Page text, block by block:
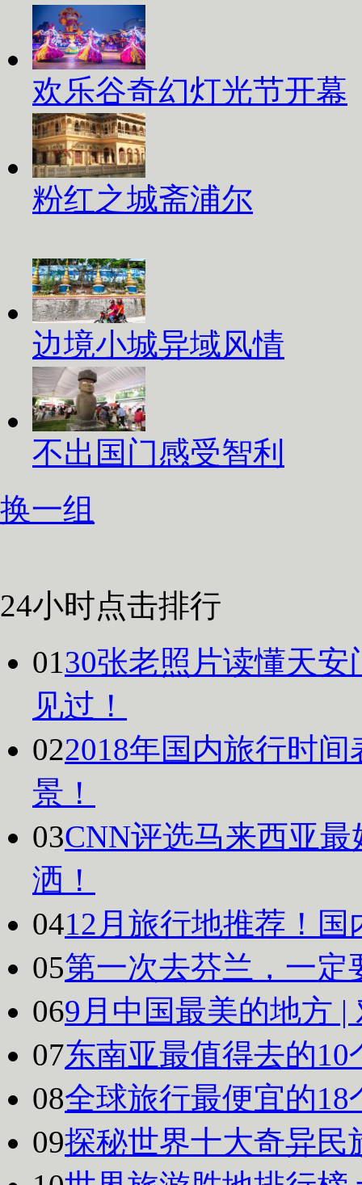
欢乐谷奇幻灯光节开幕
粉红之城斋浦尔
边境小城异域风情
不出国门感受智利
换一组
24小时点击排行
0130张老照片读懂天
见过！
022018年国内旅行时
景！
03CNN评选马来西亚
洒！
0412月旅行地推荐！
05第一次去芬兰，一定
069月中国最美的地方
07东南亚最值得去的
08全球旅行最便宜的
09探秘世界十大奇异民